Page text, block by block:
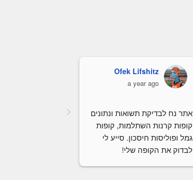
Ofek Lifshitz
a year ago
לבדוק את הקופה שלי!